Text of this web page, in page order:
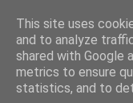
This site uses
and to analyze
shared with Google
metrics to ensure
statistics, and to